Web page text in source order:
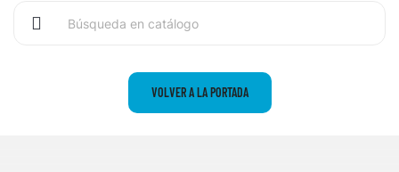
VOLVER A LA PORTADA